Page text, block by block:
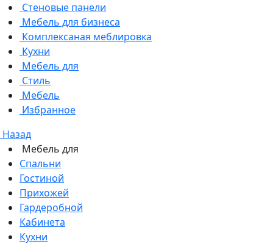
Стеновые панели
Мебель для бизнеса
Комплексаная меблировка
Кухни
Мебель для
Стиль
Мебель
Избранное
Назад
Мебель для
Спальни
Гостиной
Прихожей
Гардеробной
Кабинета
Кухни